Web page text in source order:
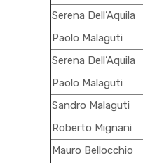
Serena Dell’Aquila
Paolo Malaguti
Serena Dell’Aquila
Paolo Malaguti
Sandro Malaguti
Roberto Mignani
Mauro Bellocchio